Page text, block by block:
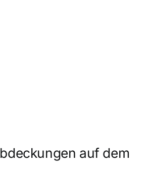
auf dem